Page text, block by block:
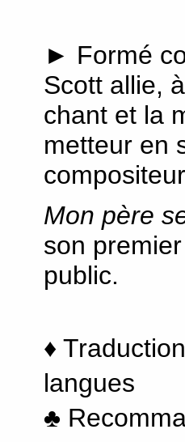
► Formé
Scott allie,
chant et la
metteur en
Mon père
son
public.
♦
langues
♣